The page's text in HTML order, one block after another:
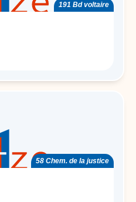
191 Bd voltaire
58 Chem. de la justice